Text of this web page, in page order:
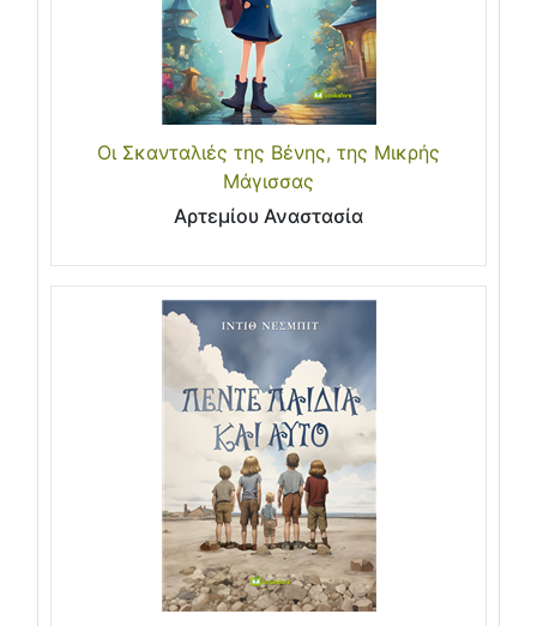
Οι Σκανταλιές της Βένης, της Μικρής
Μάγισσας
Αρτεμίου Αναστασία